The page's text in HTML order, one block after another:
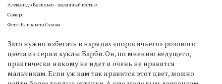
Александр Васильев - желанный гость в
Самаре
Фото: Елизавета Сухова
Зато нужно избегать в нарядах «поросячьего» розового
цвета из серии куклы Барби. Он, по мнению ведущего,
практически никому не идет и очень не нравится
мальчикам. Если уж вам так нравится этот цвет, можно